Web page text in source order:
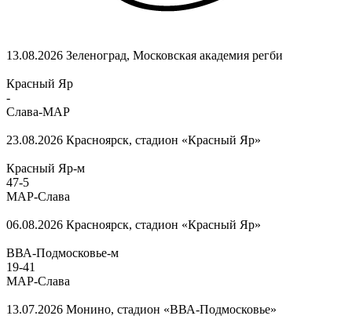
13.08.2026 Зеленоград, Московская академия регби
Красный Яр
-
Слава-МАР
23.08.2026 Красноярск, стадион «Красный Яр»
Красный Яр-м
47-5
МАР-Слава
06.08.2026 Красноярск, стадион «Красный Яр»
ВВА-Подмосковье-м
19-41
МАР-Слава
13.07.2026 Монино, стадион «ВВА-Подмосковье»